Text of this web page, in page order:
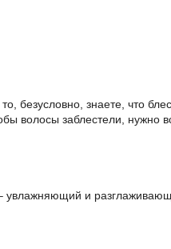
безусловно, знаете, что
волосы заблестели, нужно
увлажняющий и